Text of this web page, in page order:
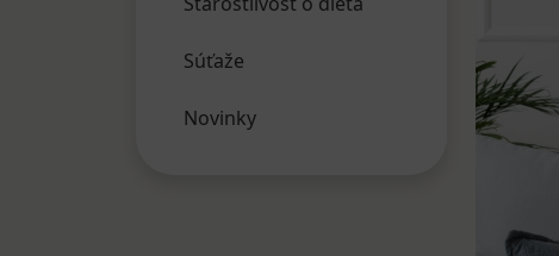
Súťaže
Novinky